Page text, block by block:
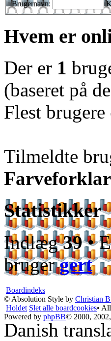
Brugernavn:
Hvem er
Der er 1
(baseret på
Flest
Tilmeldte
Statistikker
Indlæg39•
brugergert
Boardindeks
© Absolution Style by Christian
Holdet Slet alle boardcookies•
Powered by phpBB© 2000,
Danish